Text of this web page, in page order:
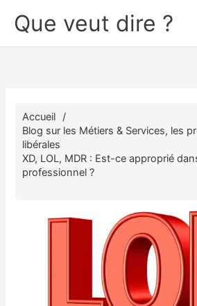
Que veut dire ?
Accueil
Blog sur les Métiers & Services, les
libérales
XD, LOL, MDR : Est-ce approprié
professionnel ?